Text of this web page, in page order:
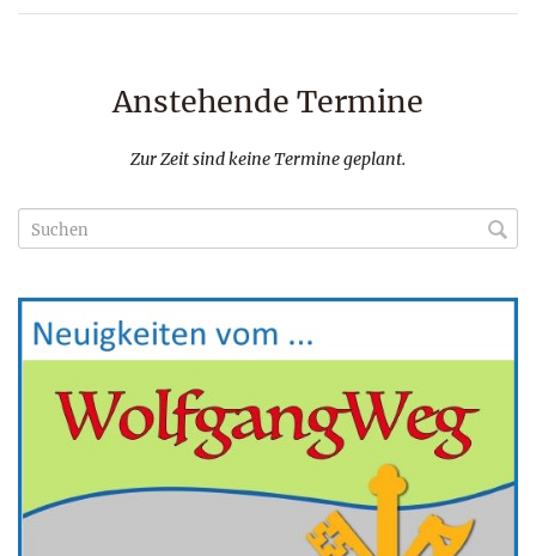
Anstehende Termine
Zur Zeit sind keine Termine geplant.